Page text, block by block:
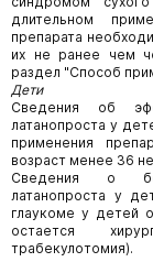
длительном
препарата
их не ранее чем
раздел "Способ
Дети
Сведения об
латанопроста у
применения
возраст менее 36
Сведения о
латанопроста у
глаукоме у детей
остается
трабекулотомия).